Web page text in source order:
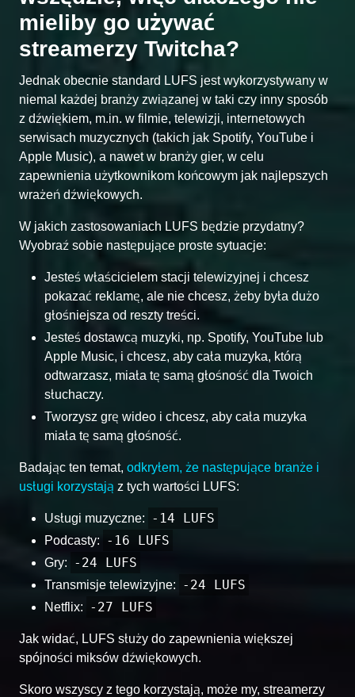
mieliby go używać
streamerzy Twitcha?
Jednak obecnie standard LUFS jest wykorzystywany w
niemal każdej branży związanej w taki czy inny sposób
z dźwiękiem, m.in. w filmie, telewizji, internetowych
serwisach muzycznych (takich jak Spotify, YouTube i
Apple Music), a nawet w branży gier, w celu
zapewnienia użytkownikom końcowym jak najlepszych
wrażeń dźwiękowych.
W jakich zastosowaniach LUFS będzie przydatny?
Wyobraź sobie następujące proste sytuacje:
Jesteś właścicielem stacji telewizyjnej i chcesz
pokazać reklamę, ale nie chcesz, żeby była dużo
głośniejsza od reszty treści.
Jesteś dostawcą muzyki, np. Spotify, YouTube lub
Apple Music, i chcesz, aby cała muzyka, którą
odtwarzasz, miała tę samą głośność dla Twoich
słuchaczy.
Tworzysz grę wideo i chcesz, aby cała muzyka
miała tę samą głośność.
Badając ten temat, odkryłem, że następujące branże i
usługi korzystają z tych wartości LUFS:
Usługi muzyczne: -14 LUFS
Podcasty: -16 LUFS
Gry: -24 LUFS
Transmisje telewizyjne: -24 LUFS
Netflix: -27 LUFS
Jak widać, LUFS służy do zapewnienia większej
spójności miksów dźwiękowych.
Skoro wszyscy z tego korzystają, może my, streamerzy